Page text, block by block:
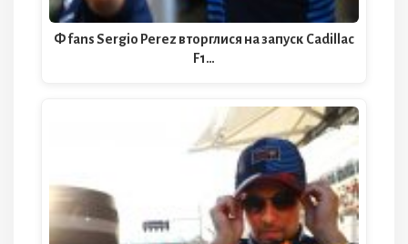
Ф fans Sergio Perez вторглися на запуск Cadillac
F1…